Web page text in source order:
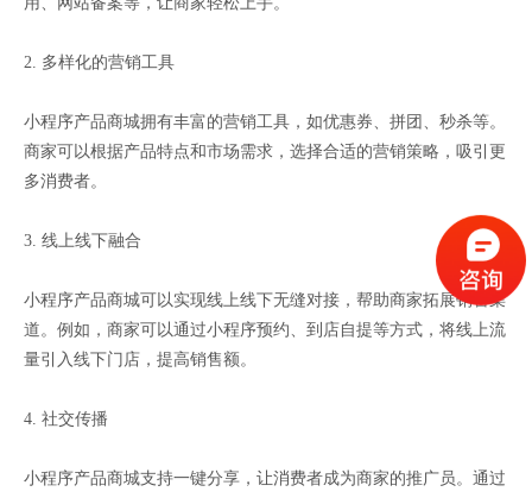
2. 多样化的营销工具
小程序产品商城拥有丰富的营销工具，如优惠券、拼团、秒杀等。
商家可以根据产品特点和市场需求，选择合适的营销策略，吸引更
多消费者。
3. 线上线下融合
小程序产品商城可以实现线上线下无缝对接，帮助商家拓展销售渠
道。例如，商家可以通过小程序预约、到店自提等方式，将线上流
量引入线下门店，提高销售额。
4. 社交传播
小程序产品商城支持一键分享，让消费者成为商家的推广员。通过